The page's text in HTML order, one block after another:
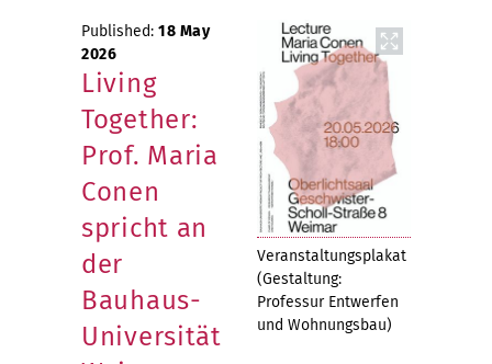
Veranstaltungsplakat
(Gestaltung:
Professur Entwerfen
und Wohnungsbau)
Published: 18 May
2026
Living
Together:
Prof. Maria
Conen
spricht an
der
Bauhaus-
Universität